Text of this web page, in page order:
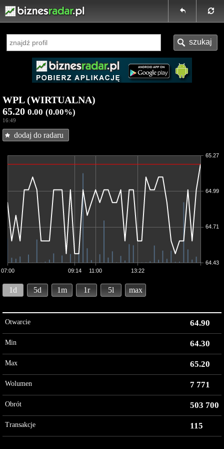
WPL (WIRTUALNA)
65.20 0.00 (0.00%)
16:49
dodaj do radaru
07:00 09:14 11:00 13:22
64.43
64.71
64.99
65.27
1d 5d 1m 1r 5l max
Otwarcie 64.90
Min 64.30
Max 65.20
Wolumen 7 771
Obrót 503 700
Transakcje 115